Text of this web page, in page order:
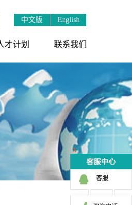
中文版 English
才计划 联系我们
X
客服